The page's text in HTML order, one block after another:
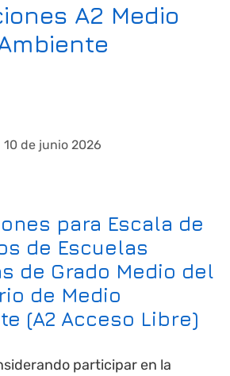
A2 Medio
10 de junio 2026
para Escala de
de Escuelas
de Grado Medio del
de Medio
(A2 Acceso Libre)
participar en la